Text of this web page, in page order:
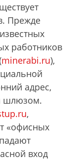
Прежде
работников
minerabi.ru),
адрес,
шлюзом.
,
«офисных
вход